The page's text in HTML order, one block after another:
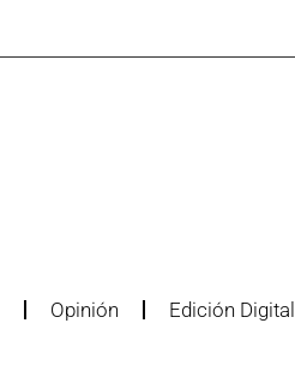
Opinión Edición Digital